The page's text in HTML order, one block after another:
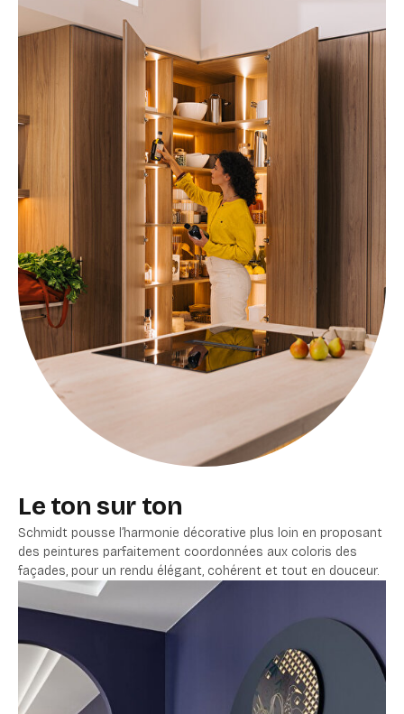
Le ton sur ton
Schmidt pousse l’harmonie décorative plus loin en proposant
des peintures parfaitement coordonnées aux coloris des
façades, pour un rendu élégant, cohérent et tout en douceur.